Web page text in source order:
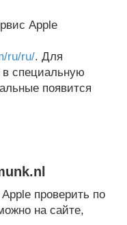
Apple
ru/ru/. Для
в специальную
появится
проверить по
на сайте,